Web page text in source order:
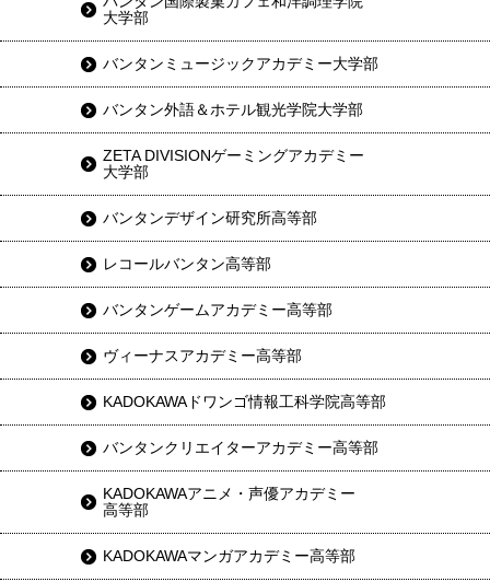
大学部
バンタンミュージックアカデミー大学部
バンタン外語＆ホテル観光学院大学部
ZETA DIVISIONゲーミングアカデミー
大学部
バンタンデザイン研究所高等部
レコールバンタン高等部
バンタンゲームアカデミー高等部
ヴィーナスアカデミー高等部
KADOKAWAドワンゴ情報工科学院高等部
バンタンクリエイターアカデミー高等部
KADOKAWAアニメ・声優アカデミー
高等部
KADOKAWAマンガアカデミー高等部